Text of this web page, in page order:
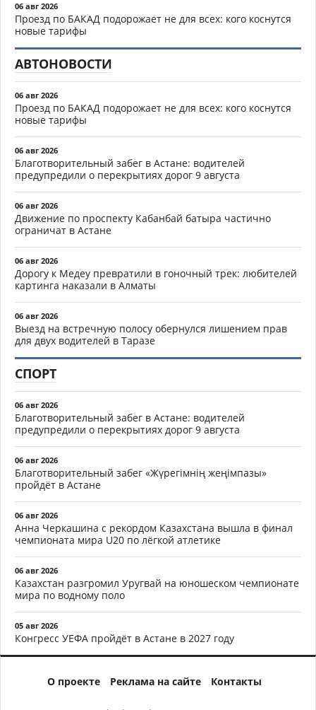
06 авг 2026
Проезд по БАКАД подорожает не для всех: кого коснутся
новые тарифы
АВТОНОВОСТИ
06 авг 2026
Проезд по БАКАД подорожает не для всех: кого коснутся
новые тарифы
06 авг 2026
Благотворительный забег в Астане: водителей
предупредили о перекрытиях дорог 9 августа
06 авг 2026
Движение по проспекту Кабанбай батыра частично
ограничат в Астане
06 авг 2026
Дорогу к Медеу превратили в гоночный трек: любителей
картинга наказали в Алматы
06 авг 2026
Выезд на встречную полосу обернулся лишением прав
для двух водителей в Таразе
СПОРТ
06 авг 2026
Благотворительный забег в Астане: водителей
предупредили о перекрытиях дорог 9 августа
06 авг 2026
Благотворительный забег «Жүрегімнің жеңімпазы»
пройдёт в Астане
06 авг 2026
Анна Черкашина с рекордом Казахстана вышла в финал
чемпионата мира U20 по лёгкой атлетике
06 авг 2026
Казахстан разгромил Уругвай на юношеском чемпионате
мира по водному поло
05 авг 2026
Конгресс УЕФА пройдёт в Астане в 2027 году
О проекте Реклама на сайте Контакты